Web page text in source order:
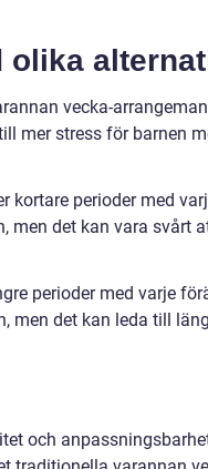
olika
vecka-
mer stress för barnen
kortare perioder med
men det kan vara svårt
perioder med varje
men det kan leda till
och